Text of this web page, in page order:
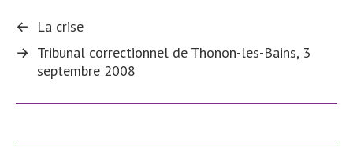
←
La crise
→ Tribunal correctionnel de Thonon-les-Bains, 3
septembre 2008